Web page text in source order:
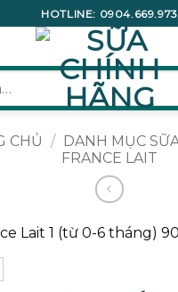
HOTLINE: 0904.669.973
CHỦ / DANH MỤC
FRANCE LAIT